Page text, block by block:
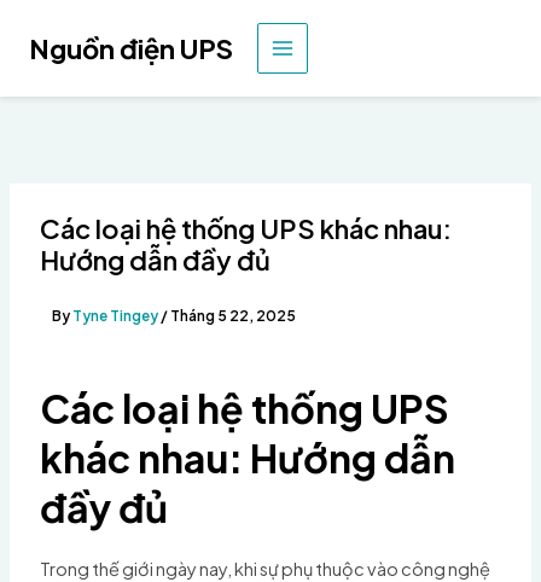
dung
Nguồn điện UPS
MENU
Các loại hệ thống UPS khác nhau:
Hướng dẫn đầy đủ
By Tyne Tingey / Tháng 5 22, 2025
Các loại hệ thống UPS
khác nhau: Hướng dẫn
đầy đủ
Trong thế giới ngày nay, khi sự phụ thuộc vào công nghệ